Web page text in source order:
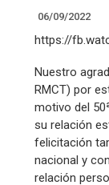
06/09/2022
https://
Nuestro
RMCT) por
motivo del
su relación
felicitación
nacional y
relación